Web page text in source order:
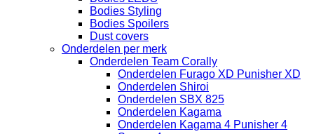
Bodies Styling
Bodies Spoilers
Dust covers
Onderdelen per merk
Onderdelen Team Corally
Onderdelen Furago XD Punisher XD
Onderdelen Shiroi
Onderdelen SBX 825
Onderdelen Kagama
Onderdelen Kagama 4 Punisher 4